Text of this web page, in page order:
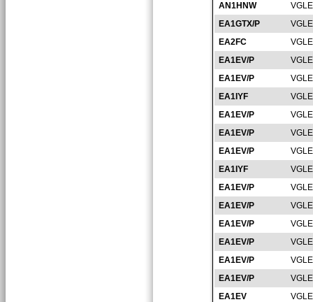
AN1HNW
EA1GTX/P
EA2FC
EA1EV/P
EA1EV/P
EA1IYF
EA1EV/P
EA1EV/P
EA1EV/P
EA1IYF
EA1EV/P
EA1EV/P
EA1EV/P
EA1EV/P
EA1EV/P
EA1EV/P
EA1EV